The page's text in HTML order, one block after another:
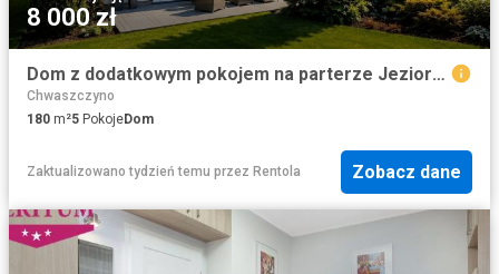
8 000 zł
Dom z dodatkowym pokojem na parterze Jezioro ul. Zaciszna, Tuchom
Chwaszczyno
180 m²5 PokojeDom
Zaktualizowano tydzień temu przez Rentola Zobacz dane